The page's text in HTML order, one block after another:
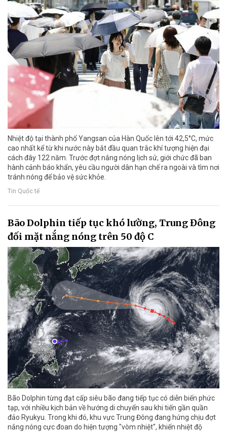
Nhiệt độ tại thành phố Yangsan của Hàn Quốc lên tới 42,5°C, mức
cao nhất kể từ khi nước này bắt đầu quan trắc khí tượng hiện đại
cách đây 122 năm. Trước đợt nắng nóng lịch sử, giới chức đã ban
hành cảnh báo khẩn, yêu cầu người dân hạn chế ra ngoài và tìm nơi
tránh nóng để bảo vệ sức khỏe.
Tin Quốc tế
Bão Dolphin tiếp tục khó lường, Trung Đông
đối mặt nắng nóng trên 50 độ C
Bão Dolphin từng đạt cấp siêu bão đang tiếp tục có diễn biến phức
tạp, với nhiều kịch bản về hướng di chuyển sau khi tiến gần quần
đảo Ryukyu. Trong khi đó, khu vực Trung Đông đang hứng chịu đợt
nắng nóng cực đoan do hiện tượng "vòm nhiệt", khiến nhiệt độ